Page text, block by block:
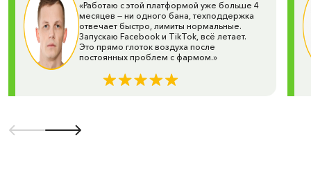
техподдержкой.
Green Light — это больше, чем поставщик рекламных
кабинетов. Это команда экспертов, которая поможет
выбрать оптимальное решение для арбитража, e-
commerce и медийных кампаний.
Повысьте эффективность своей рекламы уже сегодня
— выбирайте Green Light и начинайте зарабатывать на
«Работаю с этой платформой уже больше 4
месяцев — ни одного бана, техподдержка
отвечает быстро, лимиты нормальные.
Запускаю Facebook и TikTok, всё летает.
Это прямо глоток воздуха после
постоянных проблем с фармом.»